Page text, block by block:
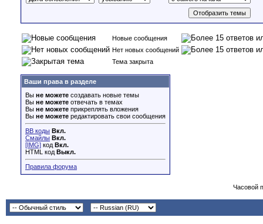
Новые сообщения
Нет новых сообщений
Тема закрыта
Ваши права в разделе
Вы не можете создавать новые темы
Вы не можете отвечать в темах
Вы не можете прикреплять вложения
Вы не можете редактировать свои сообщения
BB коды Вкл.
Смайлы Вкл.
[IMG] код Вкл.
HTML код Выкл.
Правила форума
Часовой